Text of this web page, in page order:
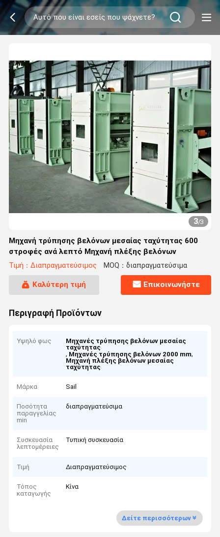
3/3
Μηχανή τρύπησης βελόνων μεσαίας ταχύτητας 600
στροφές ανά λεπτό Μηχανή πλέξης βελόνων
Τιμή：Διαπραγματεύσιμος MOQ：διαπραγματεύσιμα
Καλύτερη τιμή Επικοινωνήστε
Περιγραφή Προϊόντων
Υψηλό φως
Μηχανές τρύπησης βελόνων μεσαίας
ταχύτητας
, Μηχανές τρύπησης βελόνων 2000 mm,
Μηχανή πλέξης βελόνων μεσαίας
ταχύτητας
Μάρκα Sail
Ποσότητα
παραγγελίας
min
διαπραγματεύσιμα
Συσκευασία
λεπτομέρειες
Τυπική συσκευασία
Τιμή Διαπραγματεύσιμος
Τόπος
καταγωγής
Κίνα
Δείτε περισσότερων